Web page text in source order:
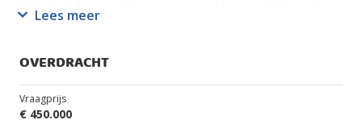
woonkamer worden afgesplitst voor een extra slaap- of
keuken naar de woonkamer te verplaatsen, waardoor ruimte
De ruime woonkamer strekt zich uit over de volledige breedte
Lees meer
OVERDRACHT
Vraagprijs
€ 450.000